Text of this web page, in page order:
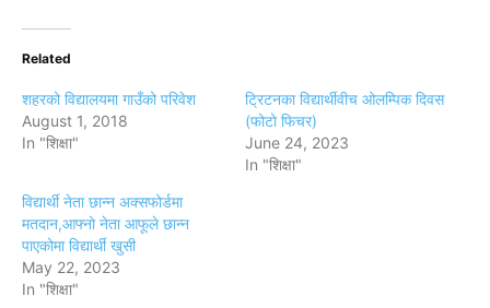
Related
शहरको विद्यालयमा गाउँको परिवेश
August 1, 2018
In "शिक्षा"
ट्रिटनका विद्यार्थीवीच ओलम्पिक दिवस
(फोटो फिचर)
June 24, 2023
In "शिक्षा"
विद्यार्थी नेता छान्न अक्सफोर्डमा
मतदान,आफ्नो नेता आफूले छान्न
पाएकोमा विद्यार्थी खुसी
May 22, 2023
In "शिक्षा"